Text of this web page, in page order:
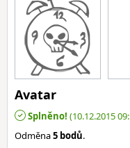
Avatar
Splněno! (10.12.2015
Odměna5 bodů.